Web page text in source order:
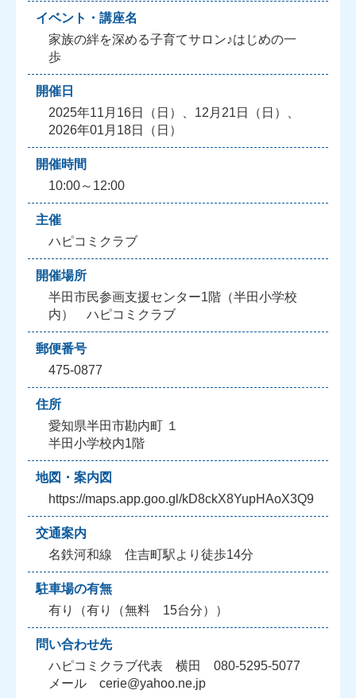
イベント・講座名
家族の絆を深める子育てサロン♪はじめの一
歩
開催日
2025年11月16日（日）、12月21日（日）、
2026年01月18日（日）
開催時間
10:00～12:00
主催
ハピコミクラブ
開催場所
半田市民参画支援センター1階（半田小学校
内） ハピコミクラブ
郵便番号
475-0877
住所
愛知県半田市勘内町 １
半田小学校内1階
地図・案内図
https://maps.app.goo.gl/kD8ckX8YupHAoX3Q9
交通案内
名鉄河和線 住吉町駅より徒歩14分
駐車場の有無
有り（有り（無料 15台分））
問い合わせ先
ハピコミクラブ代表 横田 080-5295-5077
メール cerie@yahoo.ne.jp